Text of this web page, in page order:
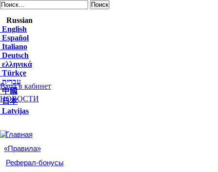
Консультации для
новичков
Вход в кабинет
НОВОСТИ
Russian
English
Español
Italiano
Deutsch
ελληνικά
Türkçe
עברית
中國
日本
Latvijas
Главная
«Правила»
Реферал-бонусы